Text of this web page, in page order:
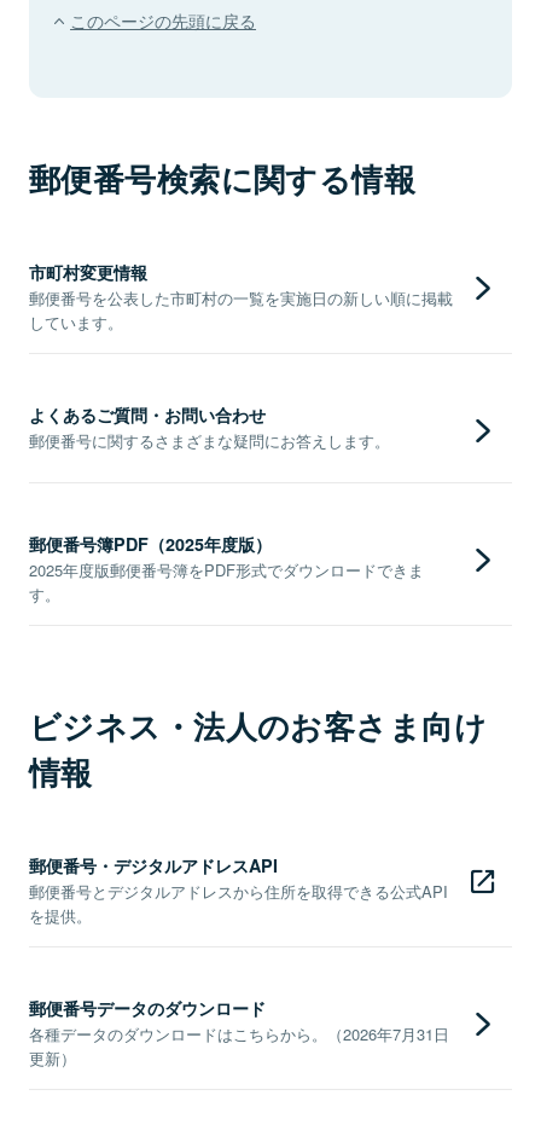
このページの先頭に戻る
郵便番号検索に関する情報
市町村変更情報
郵便番号を公表した市町村の一覧を実施日の新しい順に掲載
しています。
よくあるご質問・お問い合わせ
郵便番号に関するさまざまな疑問にお答えします。
郵便番号簿PDF（2025年度版）
2025年度版郵便番号簿をPDF形式でダウンロードできま
す。
ビジネス・法人のお客さま向け
情報
郵便番号・デジタルアドレスAPI
郵便番号とデジタルアドレスから住所を取得できる公式API
を提供。
郵便番号データのダウンロード
各種データのダウンロードはこちらから。（2026年7月31日
更新）